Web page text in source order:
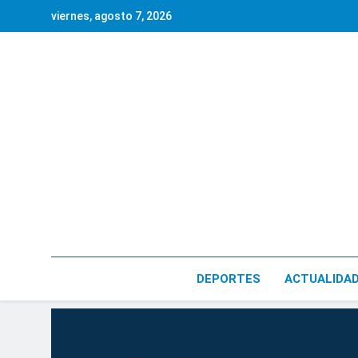
viernes, agosto 7, 2026
DEPORTES